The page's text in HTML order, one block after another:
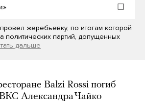
жеребьевку, по итогам которой
политических партий, допущенных
дальше
Balzi Rossi погиб
Александра Чайко